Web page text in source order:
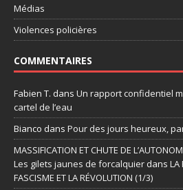
Médias
Violences policières
COMMENTAIRES
Fabien T. dans Un rapport confidentiel
cartel de l’eau
Bianco dans Pour des jours heureux,
MASSIFICATION ET CHUTE DE
Les gilets jaunes de forcalquier dans LA
FASCISME ET LA RÉVOLUTION (1/3)